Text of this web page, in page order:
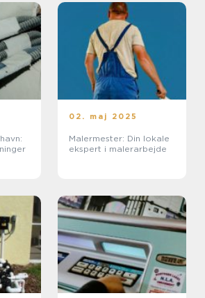
02. maj 2025
Malermester: Din lokale
ekspert i malerarbejde